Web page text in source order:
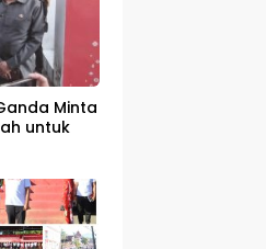
Minta
untuk